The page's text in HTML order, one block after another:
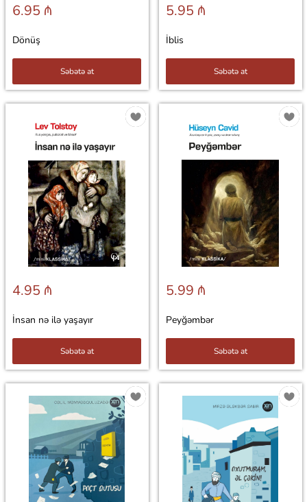
6.95 ₼
Dönüş
Səbətə at
5.95 ₼
İblis
Səbətə at
4.95 ₼
İnsan nə ilə yaşayır
Səbətə at
5.99 ₼
Peyğəmbər
Səbətə at